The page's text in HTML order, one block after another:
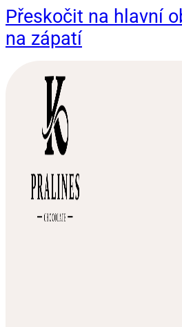
Přeskočit na hlavní
na zápatí